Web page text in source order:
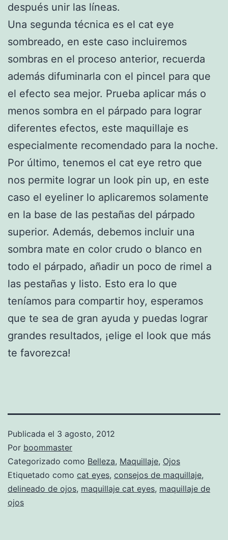
después unir las líneas.
Una segunda técnica es el cat eye
sombreado, en este caso incluiremos
sombras en el proceso anterior, recuerda
además difuminarla con el pincel para que
el efecto sea mejor. Prueba aplicar más o
menos sombra en el párpado para lograr
diferentes efectos, este maquillaje es
especialmente recomendado para la noche.
Por último, tenemos el cat eye retro que
nos permite lograr un look pin up, en este
caso el eyeliner lo aplicaremos solamente
en la base de las pestañas del párpado
superior. Además, debemos incluir una
sombra mate en color crudo o blanco en
todo el párpado, añadir un poco de rimel a
las pestañas y listo. Esto era lo que
teníamos para compartir hoy, esperamos
que te sea de gran ayuda y puedas lograr
grandes resultados, ¡elige el look que más
te favorezca!
Publicada el 3 agosto, 2012
Por boommaster
Categorizado como Belleza, Maquillaje, Ojos
Etiquetado como cat eyes, consejos de maquillaje,
delineado de ojos, maquillaje cat eyes, maquillaje de
ojos